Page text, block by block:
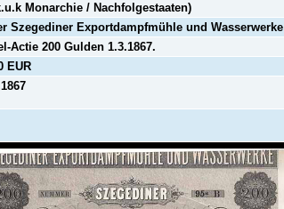
Monarchie / Nachfolgestaaten)
Szegediner Exportdampfmühle und Wasserwerke
Actie 200 Gulden 1.3.1867.
EUR